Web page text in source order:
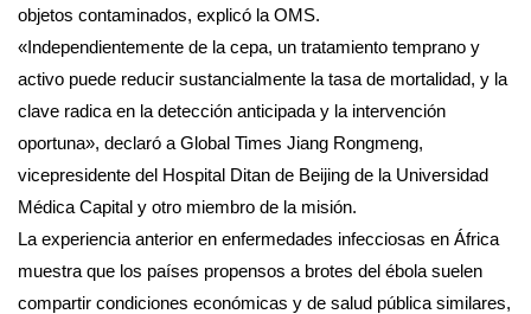
objetos contaminados, explicó la OMS.
«Independientemente de la cepa, un tratamiento temprano y
activo puede reducir sustancialmente la tasa de mortalidad, y la
clave radica en la detección anticipada y la intervención
oportuna», declaró a Global Times Jiang Rongmeng,
vicepresidente del Hospital Ditan de Beijing de la Universidad
Médica Capital y otro miembro de la misión.
La experiencia anterior en enfermedades infecciosas en África
muestra que los países propensos a brotes del ébola suelen
compartir condiciones económicas y de salud pública similares,